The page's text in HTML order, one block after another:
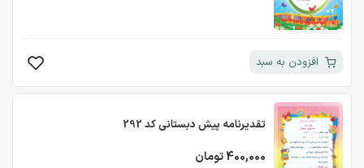
افزودن به سبد
تقدیرنامه پیش دبستانی کد 292
400,000 تومان